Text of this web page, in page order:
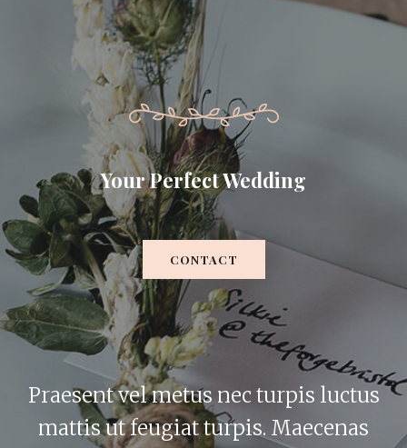
Your Perfect Wedding
CONTACT
Praesent vel metus nec turpis luctus
mattis ut feugiat turpis. Maecenas